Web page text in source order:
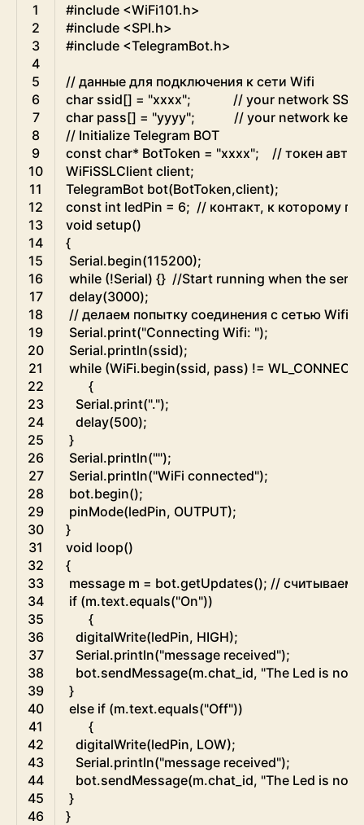
1
2
3
4
5
6
7
8
9
10
11
12
13
14
15
16
17
18
19
20
21
22
23
24
25
26
27
28
29
30
31
32
33
34
35
36
37
38
39
40
41
42
43
44
45
46
#include <WiFi101.h>
#include <SPI.h>
#include <TelegramBot.h>
// данные для подключения к сети Wifi
char ssid[] = "xxxx";
// your network
char pass[] = "yyyy";
// your network key
// Initialize Telegram BOT
const char* BotToken = "xxxx";
// токен
WiFiSSLClient client;
TelegramBot bot(BotToken,client);
const int ledPin = 6; // контакт, к которому
void setup()
{
Serial.begin(115200);
while (!Serial) {} //Start running when the
delay(3000);
// делаем попытку соединения с сетью Wifi:
Serial.print("Connecting Wifi: ");
Serial.println(ssid);
while (WiFi.begin(ssid, pass) !=
{
Serial.print(".");
delay(500);
}
Serial.println("");
Serial.println("WiFi connected");
bot.begin();
pinMode(ledPin, OUTPUT);
}
void loop()
{
message m = bot.getUpdates(); // считываем
if (m.text.equals("On"))
{
digitalWrite(ledPin, HIGH);
Serial.println("message received");
bot.sendMessage(m.chat_id, "The Led is now
}
else if (m.text.equals("Off"))
{
digitalWrite(ledPin, LOW);
Serial.println("message received");
bot.sendMessage(m.chat_id, "The Led is now
}
}